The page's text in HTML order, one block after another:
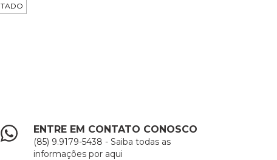
ENTRE EM CONTATO CONOSCO
(85) 9.9179-5438 - Saiba todas as
informações por aqui